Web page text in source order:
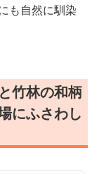
も自然に馴染
竹林の和柄
にふさわし